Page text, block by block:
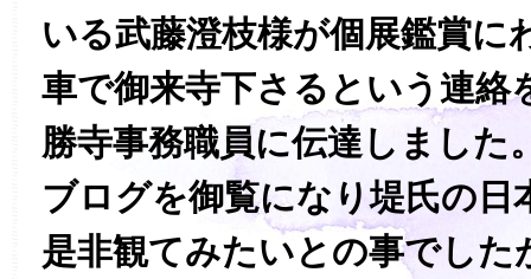
いる武藤澄枝様が個展鑑賞に
車で御来寺下さるという連絡
勝寺事務職員に伝達しました
ブログを御覧になり堤氏の日
是非観てみたいとの事でした